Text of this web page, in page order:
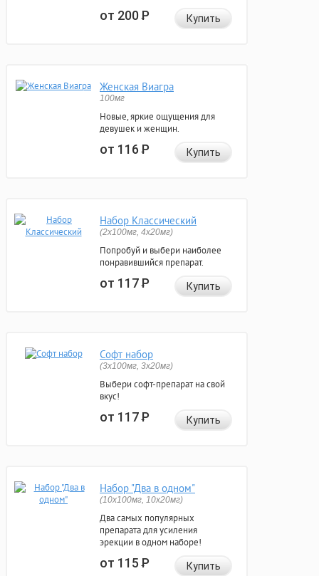
от 200Р Купить
Женская Виагра
100мг
Новые, яркие ощущения для
девушек и женщин.
от 116Р Купить
Набор Классический
(2x100мг, 4x20мг)
Попробуй и выбери наиболее
понравившийся препарат.
от 117Р Купить
Софт набор
(3x100мг, 3x20мг)
Выбери софт-препарат на свой
вкус!
от 117Р Купить
Набор "Два в одном"
(10x100мг, 10x20мг)
Два самых популярных
препарата для усиления
эрекции в одном наборе!
от 115Р Купить